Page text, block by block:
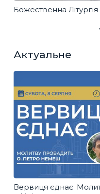
Божественна
Актуальне
Вервиця єднає.